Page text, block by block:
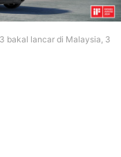
bakal lancar di Malaysia, 3